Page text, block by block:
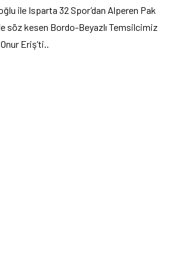
ile Isparta 32 Spor’dan Alperen Pak
söz kesen Bordo-Beyazlı Temsilcimiz
Eriş’ti..